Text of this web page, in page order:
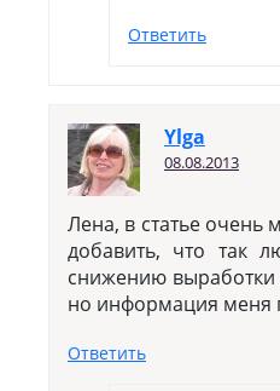
Ответить
Ylga
08.08.2013
Лена, в статье
добавить, что так
снижению выработки
но информация меня
Ответить